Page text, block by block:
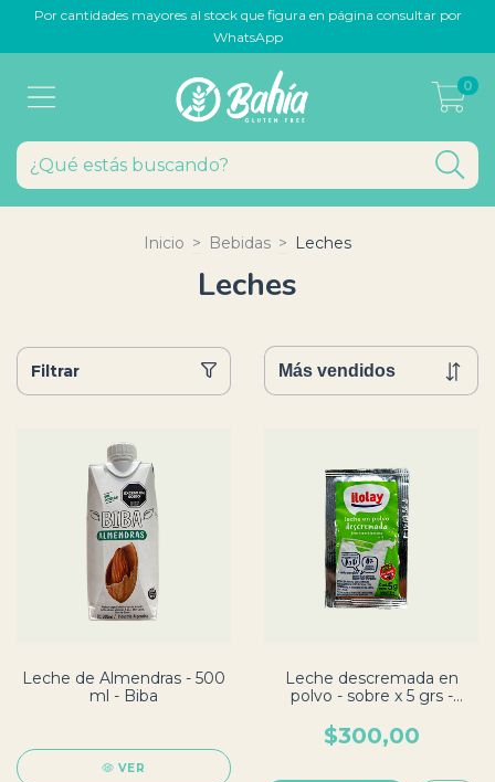
Por cantidades mayores al stock que figura en página consultar por
WhatsApp
0
Inicio > Bebidas > Leches
Leches
Filtrar
Leche de Almendras - 500
ml - Biba
VER
Leche descremada en
polvo - sobre x 5 grs -
$300,00